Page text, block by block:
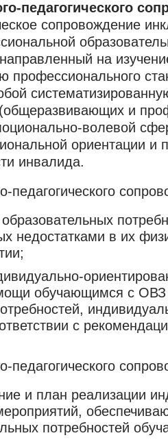
педагогического
сопровождение
на
профессионального
и
волевой
ориентации и
инвалида.
педагогического
недостатками в их
обучающимся с
с
педагогического
и план реализации
потребностей